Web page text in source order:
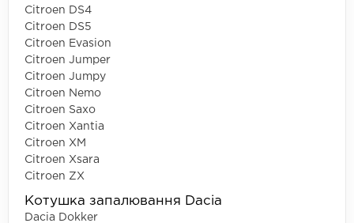
Citroen DS4
Citroen DS5
Citroen Evasion
Citroen Jumper
Citroen Jumpy
Citroen Nemo
Citroen Saxo
Citroen Xantia
Citroen XM
Citroen Xsara
Citroen ZX
Котушка запалювання Dacia
Dacia Dokker